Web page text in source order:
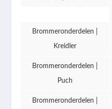
Brommeronderdelen |
Kreidler
Brommeronderdelen |
Puch
Brommeronderdelen |